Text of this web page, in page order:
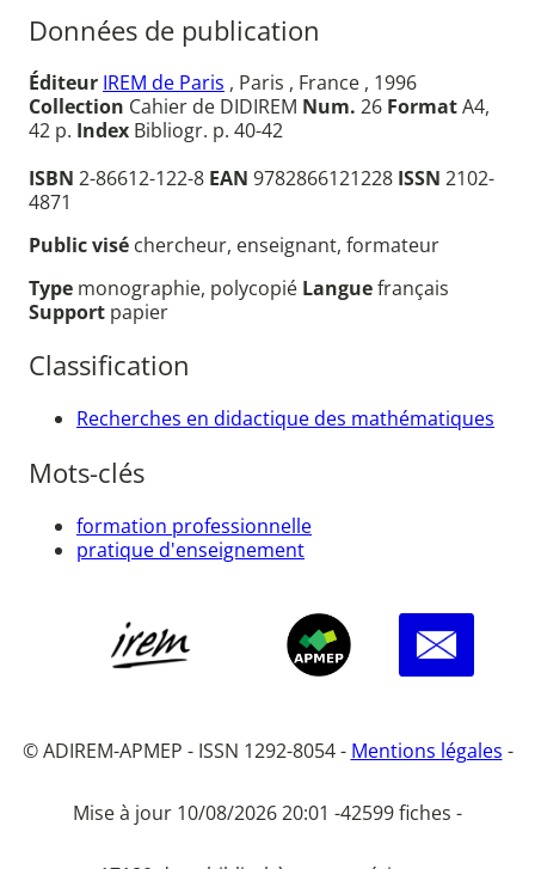
Données de publication
Éditeur IREM de Paris , Paris , France , 1996
Collection Cahier de DIDIREM Num. 26 FormatA4,
42 p. Index Bibliogr. p. 40-42
ISBN 2-86612-122-8 EAN 9782866121228 ISSN 2102-
4871
Public visé chercheur, enseignant, formateur
Type monographie, polycopié Languefrançais
Support papier
Classification
Recherches en didactique des mathématiques
Mots-clés
formation professionnelle
pratique d'enseignement
© ADIREM-APMEP - ISSN 1292-8054 - Mentions légales -
Mise à jour 10/08/2026 20:01 -42599 fiches -